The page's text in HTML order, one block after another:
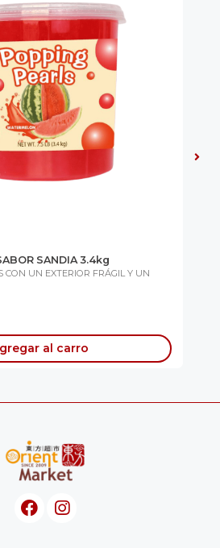
SANDIA 3.4kg
CON UN EXTERIOR FRÁGIL Y UN
al carro